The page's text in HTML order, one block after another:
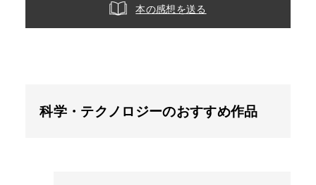
本の感想を送る
科学・テクノロジーのおすすめ作品